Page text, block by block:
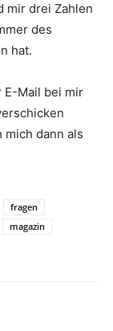
mir drei Zahlen
des
hat.
E-Mail bei mir
dann als
fragen
magazin